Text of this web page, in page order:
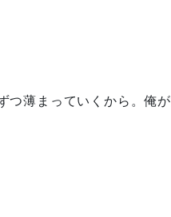
つ薄まっていくから。俺